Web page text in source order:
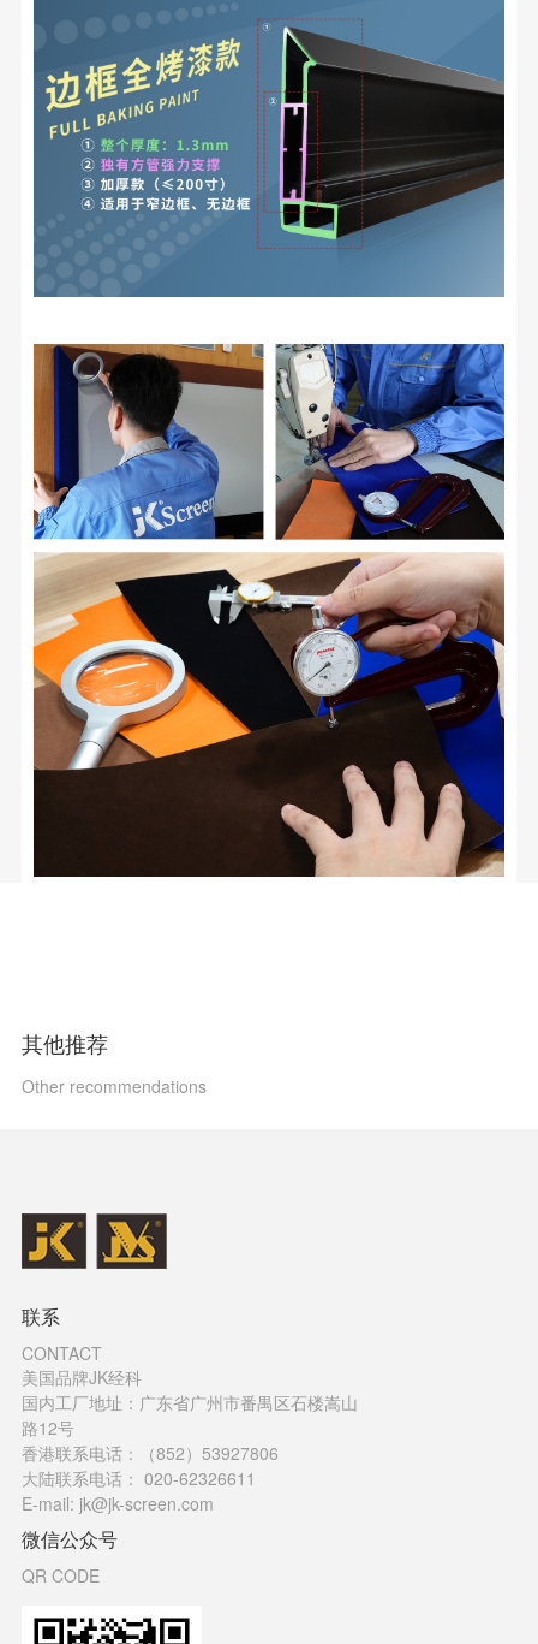
其他推荐
Other recommendations
联系
CONTACT
美国品牌JK经科
国内工厂地址：广东省广州市番禺区石楼嵩山
路12号
香港联系电话：（852）53927806
大陆联系电话： 020-62326611
E-mail: jk@jk-screen.com
微信公众号
QR CODE